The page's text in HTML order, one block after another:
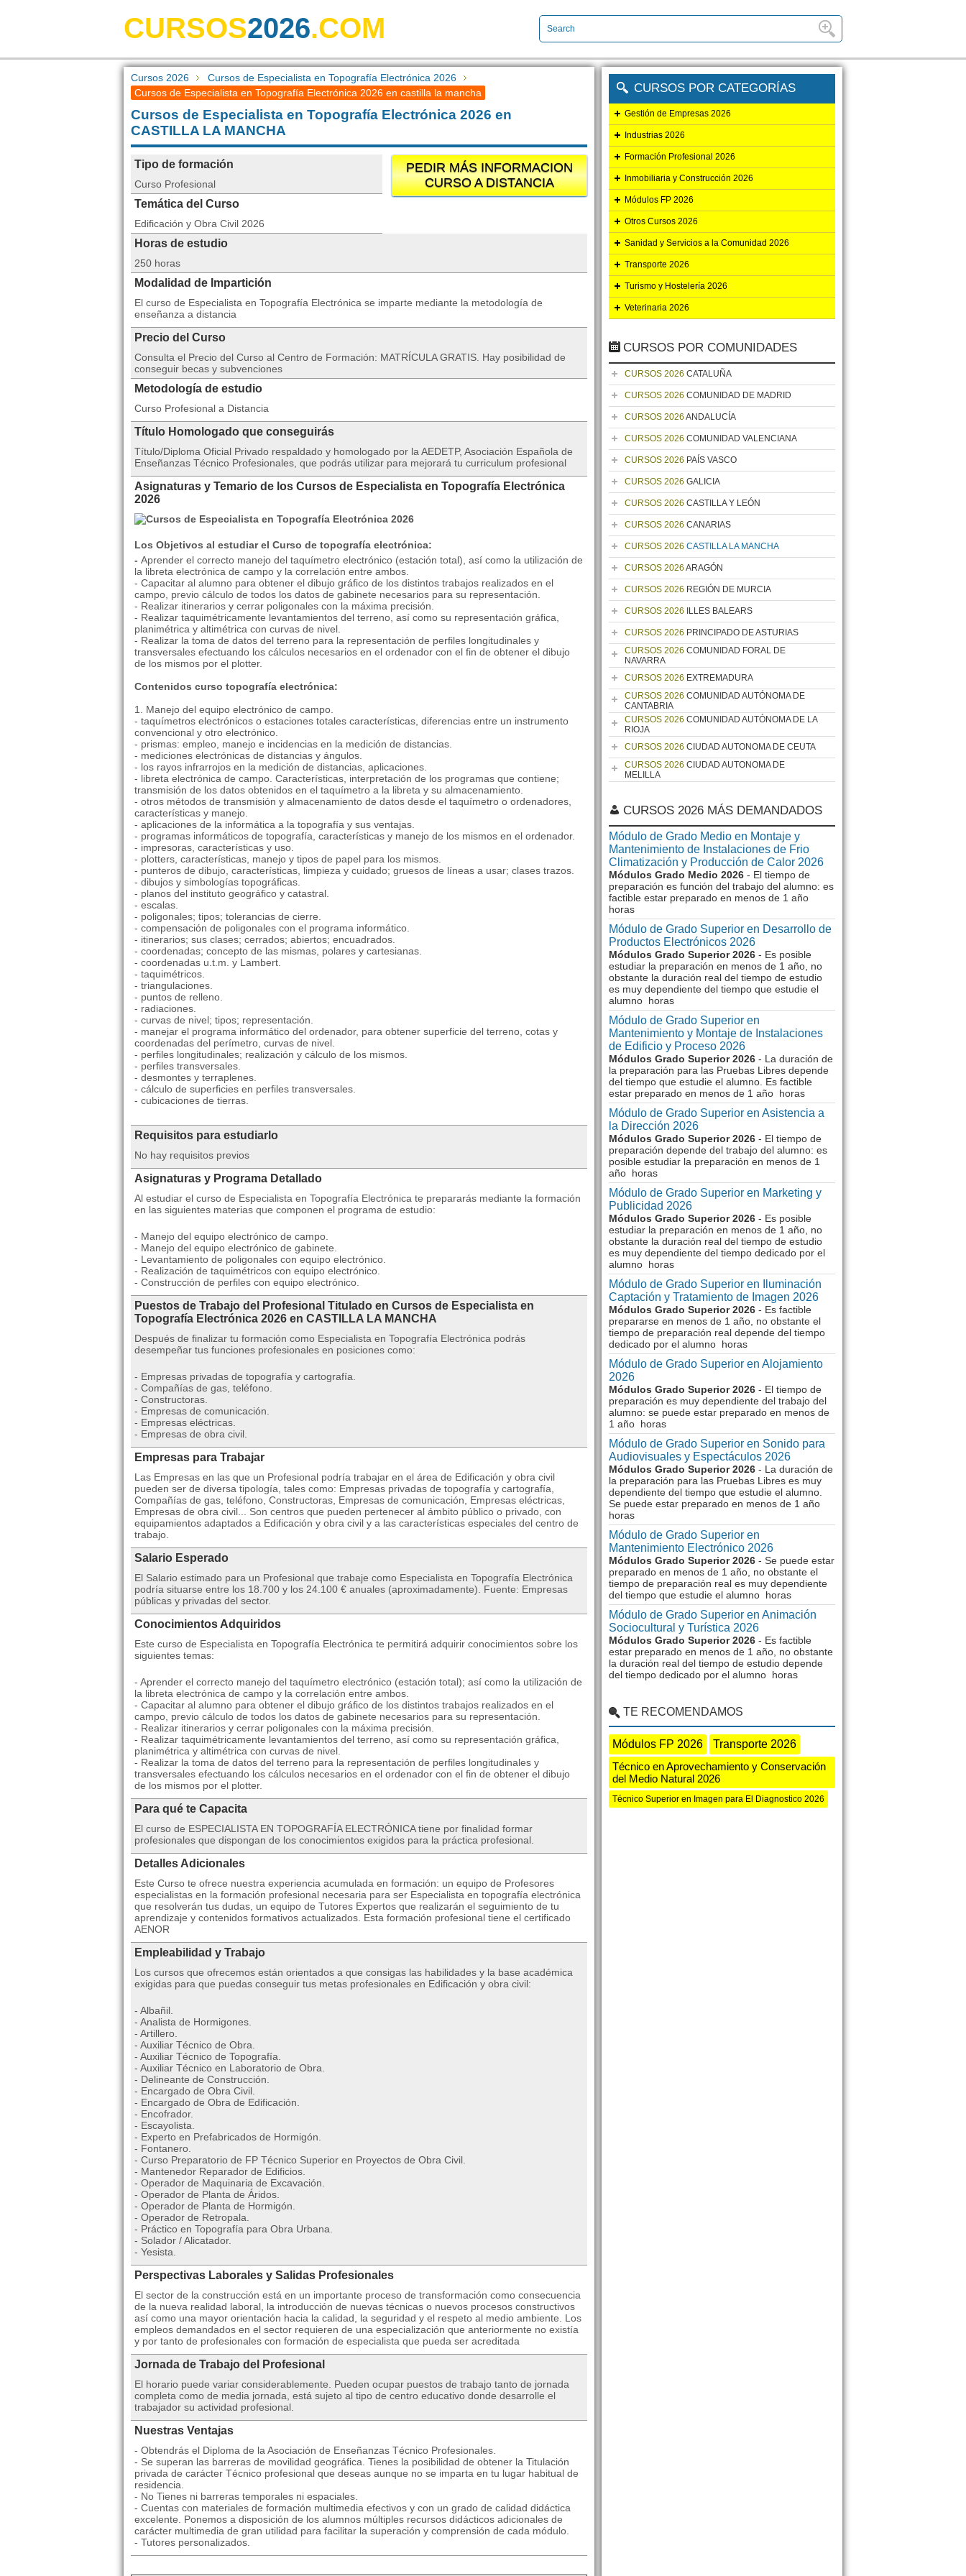
CURSOS2026.COM
Cursos 2026
Cursos de Especialista en Topografía Electrónica 2026
Cursos de Especialista en Topografía Electrónica 2026 en castilla la mancha
Cursos de Especialista en Topografía Electrónica 2026 en
CASTILLA LA MANCHA
PEDIR MÁS INFORMACION
CURSO A DISTANCIA
Tipo de formación
Curso Profesional
Temática del Curso
Edificación y Obra Civil 2026
Horas de estudio
250 horas
Modalidad de Impartición
El curso de Especialista en Topografía Electrónica se imparte mediante la metodología de
enseñanza a distancia
Precio del Curso
Consulta el Precio del Curso al Centro de Formación: MATRÍCULA GRATIS. Hay posibilidad de
conseguir becas y subvenciones
Metodología de estudio
Curso Profesional a Distancia
Título Homologado que conseguirás
Título/Diploma Oficial Privado respaldado y homologado por la AEDETP, Asociación Española de
Enseñanzas Técnico Profesionales, que podrás utilizar para mejorará tu curriculum profesional
Asignaturas y Temario de los Cursos de Especialista en Topografía Electrónica
2026
Los Objetivos al estudiar el Curso de topografía electrónica:
- Aprender el correcto manejo del taquímetro electrónico (estación total), así como la utilización de
la libreta electrónica de campo y la correlación entre ambos.
- Capacitar al alumno para obtener el dibujo gráfico de los distintos trabajos realizados en el
campo, previo cálculo de todos los datos de gabinete necesarios para su representación.
- Realizar itinerarios y cerrar poligonales con la máxima precisión.
- Realizar taquimétricamente levantamientos del terreno, así como su representación gráfica,
planimétrica y altimétrica con curvas de nivel.
- Realizar la toma de datos del terreno para la representación de perfiles longitudinales y
transversales efectuando los cálculos necesarios en el ordenador con el fin de obtener el dibujo
de los mismos por el plotter.
Contenidos curso topografía electrónica:
1. Manejo del equipo electrónico de campo.
- taquímetros electrónicos o estaciones totales características, diferencias entre un instrumento
convencional y otro electrónico.
- prismas: empleo, manejo e incidencias en la medición de distancias.
- mediciones electrónicas de distancias y ángulos.
- los rayos infrarrojos en la medición de distancias, aplicaciones.
- libreta electrónica de campo. Características, interpretación de los programas que contiene;
transmisión de los datos obtenidos en el taquímetro a la libreta y su almacenamiento.
- otros métodos de transmisión y almacenamiento de datos desde el taquímetro o ordenadores,
características y manejo.
- aplicaciones de la informática a la topografía y sus ventajas.
- programas informáticos de topografía, características y manejo de los mismos en el ordenador.
- impresoras, características y uso.
- plotters, características, manejo y tipos de papel para los mismos.
- punteros de dibujo, características, limpieza y cuidado; gruesos de líneas a usar; clases trazos.
- dibujos y simbologías topográficas.
- planos del instituto geográfico y catastral.
- escalas.
- poligonales; tipos; tolerancias de cierre.
- compensación de poligonales con el programa informático.
- itinerarios; sus clases; cerrados; abiertos; encuadrados.
- coordenadas; concepto de las mismas, polares y cartesianas.
- coordenadas u.t.m. y Lambert.
- taquimétricos.
- triangulaciones.
- puntos de relleno.
- radiaciones.
- curvas de nivel; tipos; representación.
- manejar el programa informático del ordenador, para obtener superficie del terreno, cotas y
coordenadas del perímetro, curvas de nivel.
- perfiles longitudinales; realización y cálculo de los mismos.
- perfiles transversales.
- desmontes y terraplenes.
- cálculo de superficies en perfiles transversales.
- cubicaciones de tierras.
Requisitos para estudiarlo
No hay requisitos previos
Asignaturas y Programa Detallado
Al estudiar el curso de Especialista en Topografía Electrónica te prepararás mediante la formación
en las siguientes materias que componen el programa de estudio:
- Manejo del equipo electrónico de campo.
- Manejo del equipo electrónico de gabinete.
- Levantamiento de poligonales con equipo electrónico.
- Realización de taquimétricos con equipo electrónico.
- Construcción de perfiles con equipo electrónico.
Puestos de Trabajo del Profesional Titulado en Cursos de Especialista en
Topografía Electrónica 2026 en CASTILLA LA MANCHA
Después de finalizar tu formación como Especialista en Topografía Electrónica podrás
desempeñar tus funciones profesionales en posiciones como:
- Empresas privadas de topografía y cartografía.
- Compañías de gas, teléfono.
- Constructoras.
- Empresas de comunicación.
- Empresas eléctricas.
- Empresas de obra civil.
Empresas para Trabajar
Las Empresas en las que un Profesional podría trabajar en el área de Edificación y obra civil
pueden ser de diversa tipología, tales como: Empresas privadas de topografía y cartografía,
Compañías de gas, teléfono, Constructoras, Empresas de comunicación, Empresas eléctricas,
Empresas de obra civil... Son centros que pueden pertenecer al ámbito público o privado, con
equipamientos adaptados a Edificación y obra civil y a las características especiales del centro de
trabajo.
Salario Esperado
El Salario estimado para un Profesional que trabaje como Especialista en Topografía Electrónica
podría situarse entre los 18.700 y los 24.100 € anuales (aproximadamente). Fuente: Empresas
públicas y privadas del sector.
Conocimientos Adquiridos
Este curso de Especialista en Topografía Electrónica te permitirá adquirir conocimientos sobre los
siguientes temas:
- Aprender el correcto manejo del taquímetro electrónico (estación total); así como la utilización de
la libreta electrónica de campo y la correlación entre ambos.
- Capacitar al alumno para obtener el dibujo gráfico de los distintos trabajos realizados en el
campo, previo cálculo de todos los datos de gabinete necesarios para su representación.
- Realizar itinerarios y cerrar poligonales con la máxima precisión.
- Realizar taquimétricamente levantamientos del terreno, así como su representación gráfica,
planimétrica y altimétrica con curvas de nivel.
- Realizar la toma de datos del terreno para la representación de perfiles longitudinales y
transversales efectuando los cálculos necesarios en el ordenador con el fin de obtener el dibujo
de los mismos por el plotter.
Para qué te Capacita
El curso de ESPECIALISTA EN TOPOGRAFÍA ELECTRÓNICA tiene por finalidad formar
profesionales que dispongan de los conocimientos exigidos para la práctica profesional.
Detalles Adicionales
Este Curso te ofrece nuestra experiencia acumulada en formación: un equipo de Profesores
especialistas en la formación profesional necesaria para ser Especialista en topografía electrónica
que resolverán tus dudas, un equipo de Tutores Expertos que realizarán el seguimiento de tu
aprendizaje y contenidos formativos actualizados. Esta formación profesional tiene el certificado
AENOR
Empleabilidad y Trabajo
Los cursos que ofrecemos están orientados a que consigas las habilidades y la base académica
exigidas para que puedas conseguir tus metas profesionales en Edificación y obra civil:
- Albañil.
- Analista de Hormigones.
- Artillero.
- Auxiliar Técnico de Obra.
- Auxiliar Técnico de Topografía.
- Auxiliar Técnico en Laboratorio de Obra.
- Delineante de Construcción.
- Encargado de Obra Civil.
- Encargado de Obra de Edificación.
- Encofrador.
- Escayolista.
- Experto en Prefabricados de Hormigón.
- Fontanero.
- Curso Preparatorio de FP Técnico Superior en Proyectos de Obra Civil.
- Mantenedor Reparador de Edificios.
- Operador de Maquinaria de Excavación.
- Operador de Planta de Áridos.
- Operador de Planta de Hormigón.
- Operador de Retropala.
- Práctico en Topografía para Obra Urbana.
- Solador / Alicatador.
- Yesista.
Perspectivas Laborales y Salidas Profesionales
El sector de la construcción está en un importante proceso de transformación como consecuencia
de la nueva realidad laboral, la introducción de nuevas técnicas o nuevos procesos constructivos
así como una mayor orientación hacia la calidad, la seguridad y el respeto al medio ambiente. Los
empleos demandados en el sector requieren de una especialización que anteriormente no existía
y por tanto de profesionales con formación de especialista que pueda ser acreditada
Jornada de Trabajo del Profesional
El horario puede variar considerablemente. Pueden ocupar puestos de trabajo tanto de jornada
completa como de media jornada, está sujeto al tipo de centro educativo donde desarrolle el
trabajador su actividad profesional.
Nuestras Ventajas
- Obtendrás el Diploma de la Asociación de Enseñanzas Técnico Profesionales.
- Se superan las barreras de movilidad geográfica. Tienes la posibilidad de obtener la Titulación
privada de carácter Técnico profesional que deseas aunque no se imparta en tu lugar habitual de
residencia.
- No Tienes ni barreras temporales ni espaciales.
- Cuentas con materiales de formación multimedia efectivos y con un grado de calidad didáctica
excelente. Ponemos a disposición de los alumnos múltiples recursos didácticos adicionales de
carácter multimedia de gran utilidad para facilitar la superación y comprensión de cada módulo.
- Tutores personalizados.
CURSOS POR CATEGORÍAS
Gestión de Empresas 2026
Industrias 2026
Formación Profesional 2026
Inmobiliaria y Construcción 2026
Módulos FP 2026
Otros Cursos 2026
Sanidad y Servicios a la Comunidad 2026
Transporte 2026
Turismo y Hostelería 2026
Veterinaria 2026
CURSOS POR COMUNIDADES
CURSOS 2026 CATALUÑA
CURSOS 2026 COMUNIDAD DE MADRID
CURSOS 2026 ANDALUCÍA
CURSOS 2026 COMUNIDAD VALENCIANA
CURSOS 2026 PAÍS VASCO
CURSOS 2026 GALICIA
CURSOS 2026 CASTILLA Y LEÓN
CURSOS 2026 CANARIAS
CURSOS 2026 CASTILLA LA MANCHA
CURSOS 2026 ARAGÓN
CURSOS 2026 REGIÓN DE MURCIA
CURSOS 2026 ILLES BALEARS
CURSOS 2026 PRINCIPADO DE ASTURIAS
CURSOS 2026 COMUNIDAD FORAL DE
NAVARRA
CURSOS 2026 EXTREMADURA
CURSOS 2026 COMUNIDAD AUTÓNOMA DE
CANTABRIA
CURSOS 2026 COMUNIDAD AUTÓNOMA DE LA
RIOJA
CURSOS 2026 CIUDAD AUTONOMA DE CEUTA
CURSOS 2026 CIUDAD AUTONOMA DE
MELILLA
CURSOS 2026 MÁS DEMANDADOS
Módulo de Grado Medio en Montaje y
Mantenimiento de Instalaciones de Frio
Climatización y Producción de Calor 2026
Módulos Grado Medio 2026 - El tiempo de
preparación es función del trabajo del alumno: es
factible estar preparado en menos de 1 año
horas
Módulo de Grado Superior en Desarrollo de
Productos Electrónicos 2026
Módulos Grado Superior 2026 - Es posible
estudiar la preparación en menos de 1 año, no
obstante la duración real del tiempo de estudio
es muy dependiente del tiempo que estudie el
alumno horas
Módulo de Grado Superior en
Mantenimiento y Montaje de Instalaciones
de Edificio y Proceso 2026
Módulos Grado Superior 2026 - La duración de
la preparación para las Pruebas Libres depende
del tiempo que estudie el alumno. Es factible
estar preparado en menos de 1 año horas
Módulo de Grado Superior en Asistencia a
la Dirección 2026
Módulos Grado Superior 2026 - El tiempo de
preparación depende del trabajo del alumno: es
posible estudiar la preparación en menos de 1
año horas
Módulo de Grado Superior en Marketing y
Publicidad 2026
Módulos Grado Superior 2026 - Es posible
estudiar la preparación en menos de 1 año, no
obstante la duración real del tiempo de estudio
es muy dependiente del tiempo dedicado por el
alumno horas
Módulo de Grado Superior en Iluminación
Captación y Tratamiento de Imagen 2026
Módulos Grado Superior 2026 - Es factible
prepararse en menos de 1 año, no obstante el
tiempo de preparación real depende del tiempo
dedicado por el alumno horas
Módulo de Grado Superior en Alojamiento
2026
Módulos Grado Superior 2026 - El tiempo de
preparación es muy dependiente del trabajo del
alumno: se puede estar preparado en menos de
1 año horas
Módulo de Grado Superior en Sonido para
Audiovisuales y Espectáculos 2026
Módulos Grado Superior 2026 - La duración de
la preparación para las Pruebas Libres es muy
dependiente del tiempo que estudie el alumno.
Se puede estar preparado en menos de 1 año
horas
Módulo de Grado Superior en
Mantenimiento Electrónico 2026
Módulos Grado Superior 2026 - Se puede estar
preparado en menos de 1 año, no obstante el
tiempo de preparación real es muy dependiente
del tiempo que estudie el alumno horas
Módulo de Grado Superior en Animación
Sociocultural y Turística 2026
Módulos Grado Superior 2026 - Es factible
estar preparado en menos de 1 año, no obstante
la duración real del tiempo de estudio depende
del tiempo dedicado por el alumno horas
TE RECOMENDAMOS
Módulos FP 2026
Transporte 2026
Técnico en Aprovechamiento y Conservación
del Medio Natural 2026
Técnico Superior en Imagen para El Diagnostico 2026